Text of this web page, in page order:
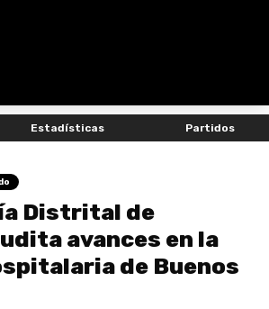
Estadísticas Partidos
Distrital de
avances en la
de Buenos